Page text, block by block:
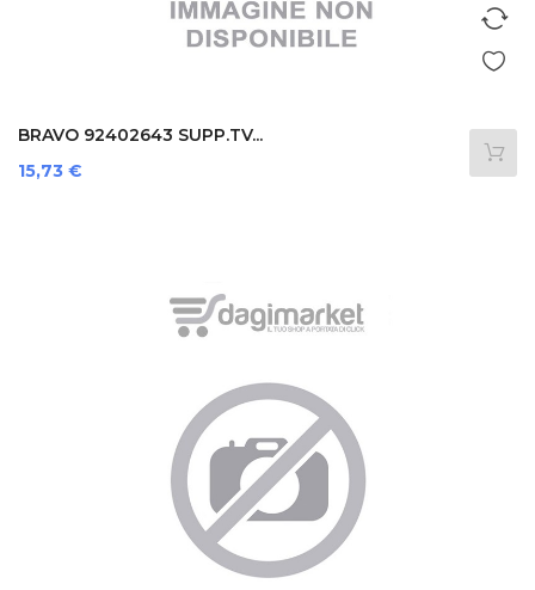
BRAVO 92402643 SUPP.TV...
Prezzo
15,73 €